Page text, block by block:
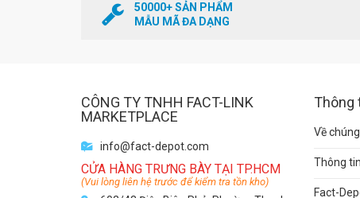
50000+ SẢN PHẨM
MẪU MÃ ĐA DẠNG
CÔNG TY TNHH FACT-LINK
MARKETPLACE
info@fact-depot.com
CỬA HÀNG TRƯNG BÀY TẠI TP.HCM
(Vui lòng liên hệ trước để kiểm tra tồn kho)
Thông
Về
Thông
Fact-